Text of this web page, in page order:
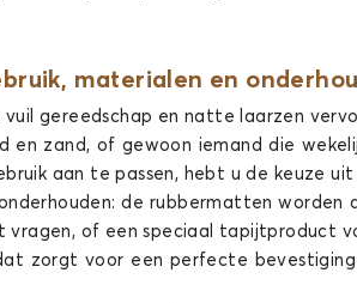
CLASSE S Kofferbakmatten voor
CLK
materialen en
gereedschap en natte laarzen
zand, of gewoon iemand die
aan te passen, hebt u de keuze
de rubbermatten
vragen, of een speciaal tapijtproduct
zorgt voor een perfecte